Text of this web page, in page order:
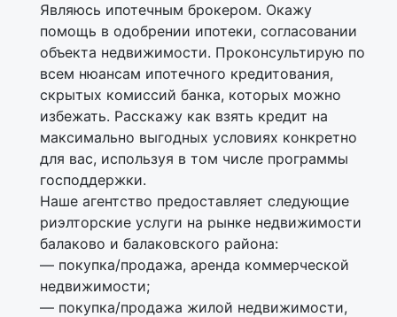
Являюсь ипотечным брокером. Окажу
помощь в одобрении ипотеки, согласовании
объекта недвижимости. Проконсультирую по
всем нюансам ипотечного кредитования,
скрытых комиссий банка, которых можно
избежать. Расскажу как взять кредит на
максимально выгодных условиях конкретно
для вас, используя в том числе программы
господдержки.
Наше агентство предоставляет следующие
риэлторские услуги на рынке недвижимости
балаково и балаковского района:
— покупка/продажа, аренда коммерческой
недвижимости;
— покупка/продажа жилой недвижимости,